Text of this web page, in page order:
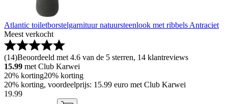
Atlantic toiletborstelgarnituur natuursteenlook met ribbels Antraciet
Meest verkocht
(14)Beoordeeld met 4.6 van de 5 sterren, 14 klantreviews
15.99 met Club Karwei
20% korting20% korting
20% korting, voordeelprijs: 15.99 euro met Club Karwei
19.99